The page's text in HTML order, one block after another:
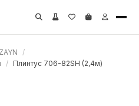
/
/ Плинтус 706-82SH (2,4м)